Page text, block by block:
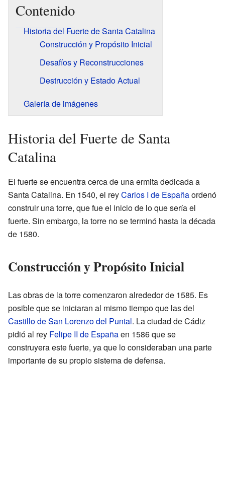
Contenido
Historia del Fuerte de Santa Catalina
Construcción y Propósito Inicial
Desafíos y Reconstrucciones
Destrucción y Estado Actual
Galería de imágenes
Historia del Fuerte de Santa
Catalina
El fuerte se encuentra cerca de una ermita dedicada a
Santa Catalina. En 1540, el reyCarlos I de Españaordenó
construir una torre, que fue el inicio de lo que sería el
fuerte. Sin embargo, la torre no se terminó hasta la década
de 1580.
Construcción y Propósito Inicial
Las obras de la torre comenzaron alrededor de 1585. Es
posible que se iniciaran al mismo tiempo que las del
Castillo de San Lorenzo del Puntal. La ciudad de Cádiz
pidió al rey Felipe II de Españaen 1586 que se
construyera este fuerte, ya que lo consideraban una parte
importante de su propio sistema de defensa.